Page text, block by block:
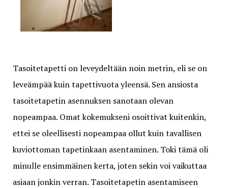
Tasoitetapetti on leveydeltään noin metrin, eli se on
leveämpää kuin tapettivuota yleensä. Sen ansiosta
tasoitetapetin asennuksen sanotaan olevan
nopeampaa. Omat kokemukseni osoittivat kuitenkin,
ettei se oleellisesti nopeampaa ollut kuin tavallisen
kuviottoman tapetinkaan asentaminen. Toki tämä oli
minulle ensimmäinen kerta, joten sekin voi vaikuttaa
asiaan jonkin verran. Tasoitetapetin asentamiseen